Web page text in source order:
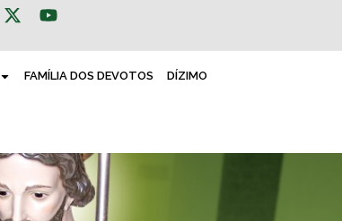
FAMÍLIA DOS DEVOTOS DÍZIMO